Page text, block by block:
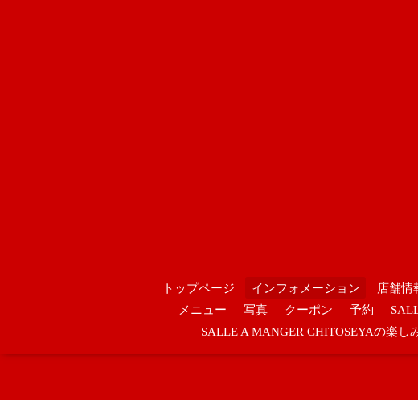
トップページ インフォメーション 店舗情
メニュー
写真 クーポン 予約
SALLE A MANGER CHITOSEYAの楽し